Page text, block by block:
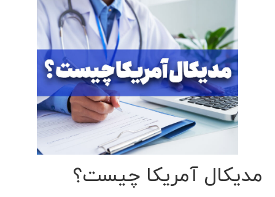
مدیکال آمریکا چیست؟